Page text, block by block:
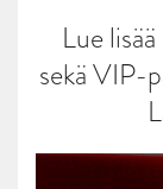
Lue
sekä VIP-